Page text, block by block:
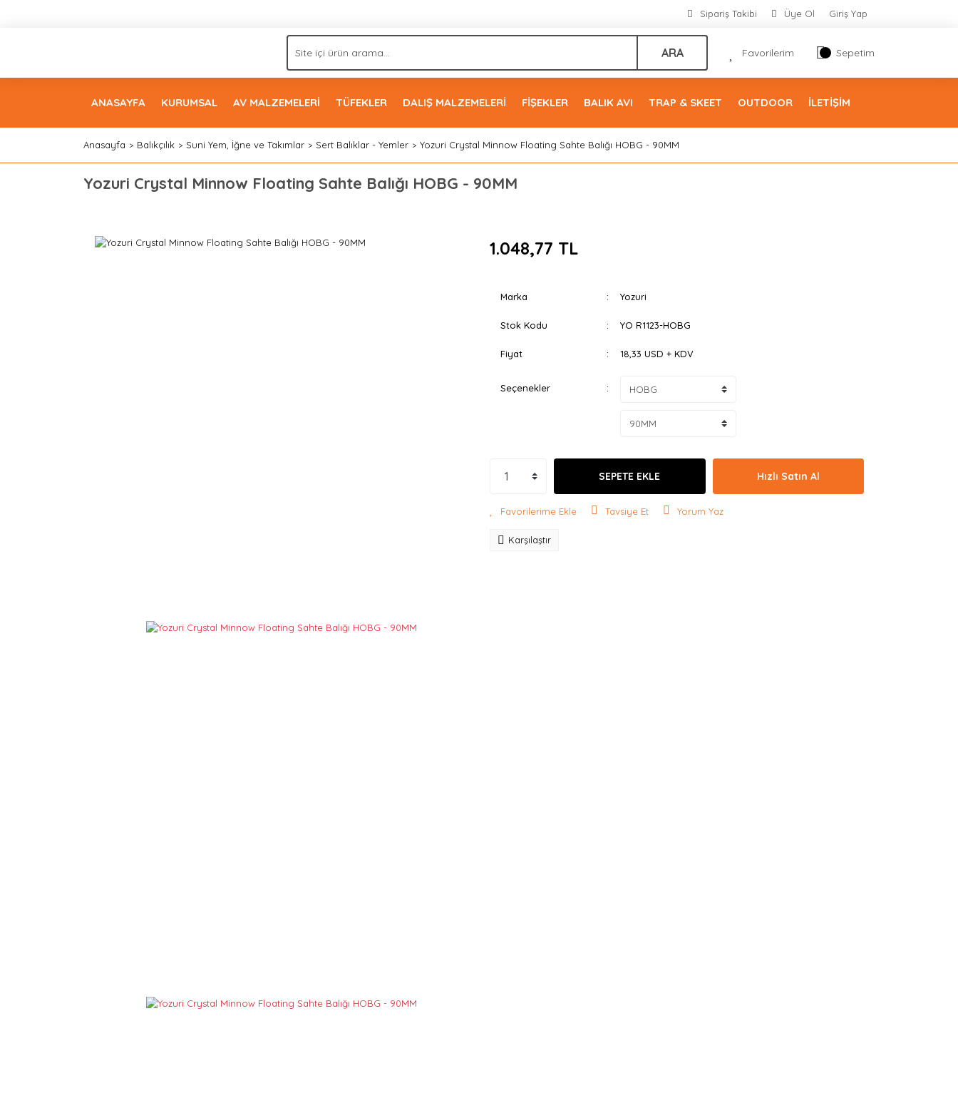
Sipariş Takibi Üye Ol Giriş Yap
ARA Favorilerim Sepetim
ANASAYFA KURUMSAL AV MALZEMELERİ TÜFEKLER DALIŞ MALZEMELERİ FİŞEKLER BALIK AVI TRAP & SKEET OUTDOOR İLETİŞİM
Anasayfa Balıkçılık Suni Yem, İğne ve Takımlar Sert Balıklar - Yemler Yozuri Crystal Minnow Floating Sahte Balığı HOBG - 90MM
Yozuri Crystal Minnow Floating Sahte Balığı HOBG - 90MM
1.048,77 TL
Marka Yozuri
Stok Kodu YO R1123-HOBG
Fiyat 18,33 USD + KDV
Seçenekler
SEPETE EKLE Hızlı Satın Al
Tavsiye Et Yorum Yaz
Karşılaştır